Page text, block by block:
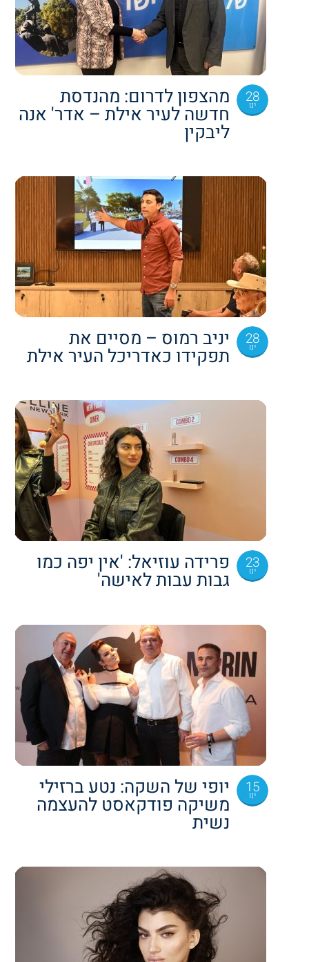
28
ינו מהצפון לדרום: מהנדסת
חדשה לעיר אילת – אדר' אנה
ליבקין
28
ינו יניב רמוס – מסיים את
תפקידו כאדריכל העיר אילת
23
ינו פרידה עוזיאל: 'אין יפה כמו
גבות עבות לאישה'
15
ינו יופי של השקה: נטע ברזילי
משיקה פודקאסט להעצמה
נשית